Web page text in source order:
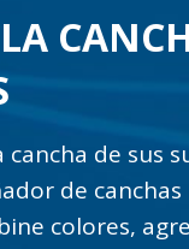
cancha de sus
de
colores,